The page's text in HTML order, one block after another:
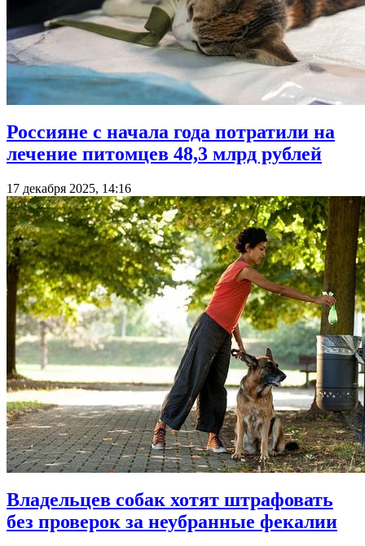
Россияне с начала года потратили на
лечение питомцев 48,3 млрд рублей
17 декабря 2025, 14:16
Владельцев собак хотят штрафовать
без проверок за неубранные фекалии